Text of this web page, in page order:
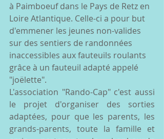
à Paimboeuf dans le Pays de Retz en
Loire Atlantique. Celle-ci a pour but
d'emmener les jeunes non-valides
sur des sentiers de randonnées
inaccessibles aux fauteuils roulants
grâce à un fauteuil adapté appelé
"joëlette".
L'association "Rando-Cap" c'est aussi
le projet d'organiser des sorties
adaptées, pour que les parents, les
grands-parents, toute la famille et